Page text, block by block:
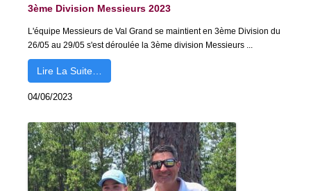
3ème Division Messieurs 2023
L'équipe Messieurs de Val Grand se maintient en 3ème Division du
26/05 au 29/05 s'est déroulée la 3ème division Messieurs ...
Lire La Suite…
04/06/2023